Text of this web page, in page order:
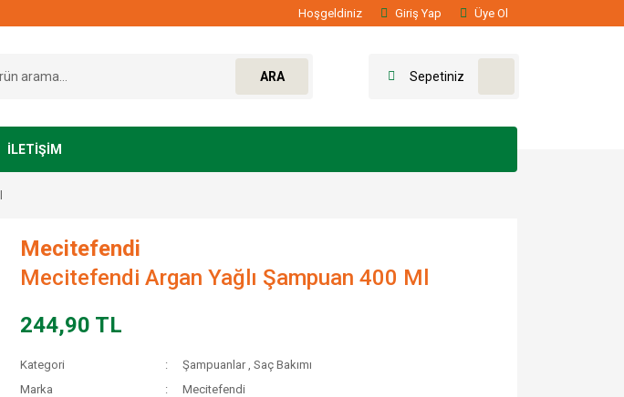
Hoşgeldiniz Giriş Yap Üye Ol
ARA Sepetiniz
İLETİŞİM
Mecitefendi
Mecitefendi Argan Yağlı Şampuan 400 Ml
244,90 TL
Kategori Şampuanlar , Saç Bakımı
Marka
Mecitefendi